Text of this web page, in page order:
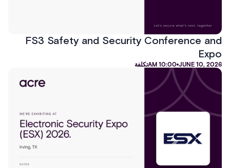
FS3 Safety and Security Conference and
Expo
JUNE 10, 2026
10:00 AM تكلفة